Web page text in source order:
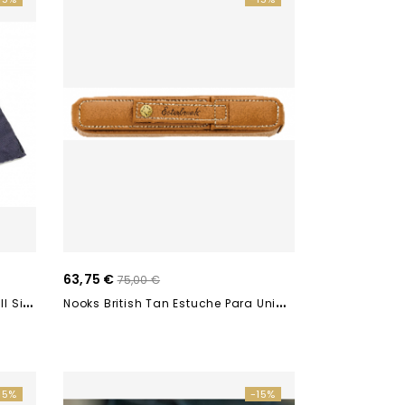
P
Añuelo De Seda MONTEGRAPPA Il Signore...
63,75 € 75,00 €
N
Ooks British Tan Estuche Para Unidad ETB-101
-15%